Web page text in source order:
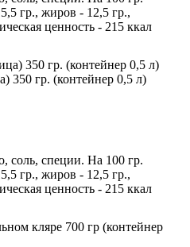
гр., жиров - 12,5 гр.,
ценность - 215 ккал
350 гр. (контейнер 0,5 л)
соль, специи. На 100 гр.
гр., жиров - 12,5 гр.,
ценность - 215 ккал